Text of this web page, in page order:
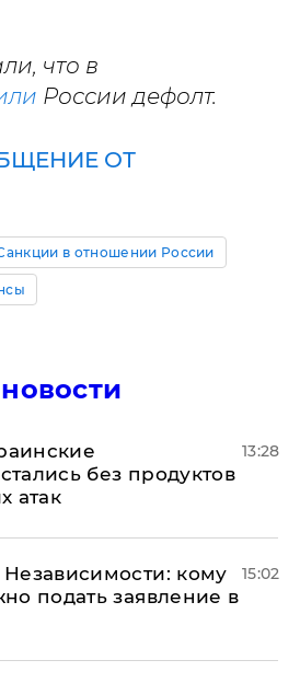
что в
России дефолт.
ОТ
в отношении России
без продуктов
атак
13:28
кому
подать заявление в
15:02